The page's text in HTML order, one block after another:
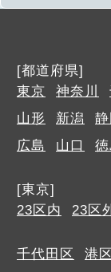
[都道府県]
東京
神奈川
山形
新潟 静
広島
山口
[東京]
23区内
23区
千代田区 港区